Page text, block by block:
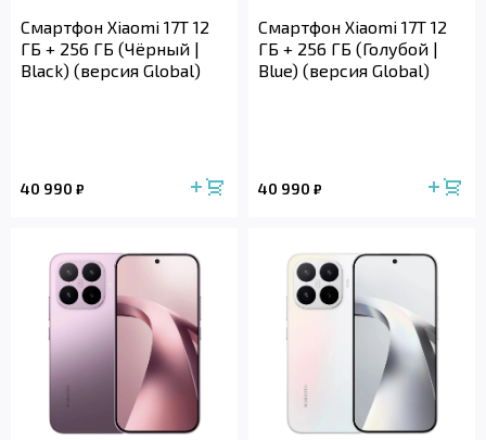
Смартфон Xiaomi 17T 12
ГБ + 256 ГБ (Чёрный |
Black) (версия Global)
40 990 ₽
Смартфон Xiaomi 17T 12
ГБ + 256 ГБ (Голубой |
Blue) (версия Global)
40 990 ₽